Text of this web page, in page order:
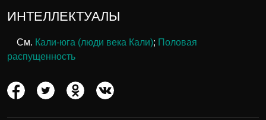
ИНТЕЛЛЕКТУАЛЫ
См. Кали-юга (люди века Кали); Половая
распущенность